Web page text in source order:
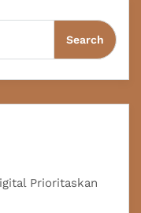
Prioritaskan